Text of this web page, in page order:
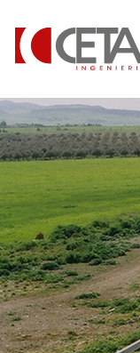
au
contenu
principal
Au